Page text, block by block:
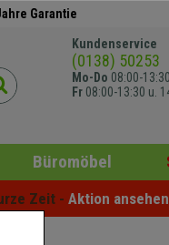
Garantie
Kundenservice
(0138) 50253
Mo-Do 08:00-
Fr 08:00-13:30 u.
Büromöbel
Zeit - Aktion ansehen